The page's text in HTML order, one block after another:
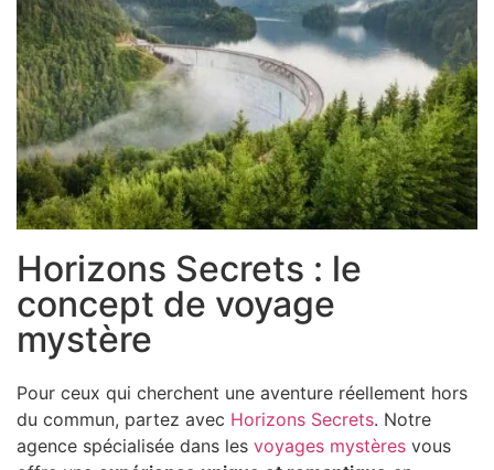
Horizons Secrets : le
concept de voyage
mystère
Pour ceux qui cherchent une aventure réellement hors
du commun, partez avec Horizons Secrets. Notre
agence spécialisée dans les voyages mystères vous